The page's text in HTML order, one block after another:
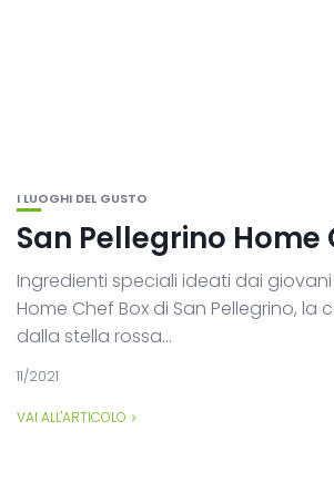
I LUOGHI DEL GUSTO
San Pellegrino Home
Ingredienti speciali ideati dai
Home Chef Box di San Pellegrino, la
dalla stella rossa...
11/2021
VAI ALL'ARTICOLO